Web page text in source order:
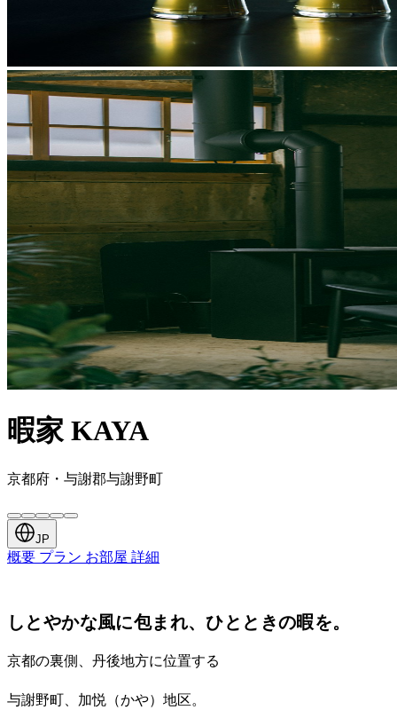
暇家 KAYA
京都府・与謝郡与謝野町
JP
概要 プラン お部屋 詳細
しとやかな風に包まれ、ひとときの暇を。
京都の裏側、丹後地方に位置する
与謝野町、加悦（かや）地区。